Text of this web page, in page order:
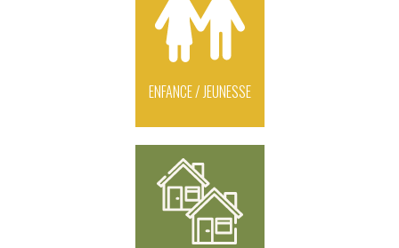
ENFANCE / JEUNESSE